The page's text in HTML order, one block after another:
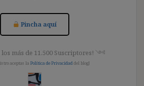
Pincha aquí
más de 11.500 Suscriptores! ༺
aceptas la Política de Privacidad del blog]